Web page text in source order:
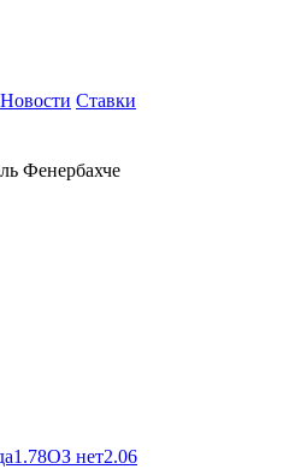
Новости Ставки
Фенербахче
1.78ОЗ нет2.06